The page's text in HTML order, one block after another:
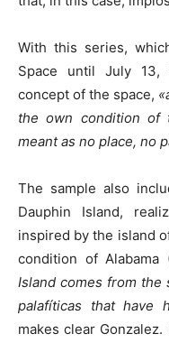
With this series,
Space until July 13,
concept of the space,
the own condition of
meant as no place, no
The sample also
Dauphin Island,
inspired by the island
condition of Alabama
Island comes from the
palafíticas that have
makes clear